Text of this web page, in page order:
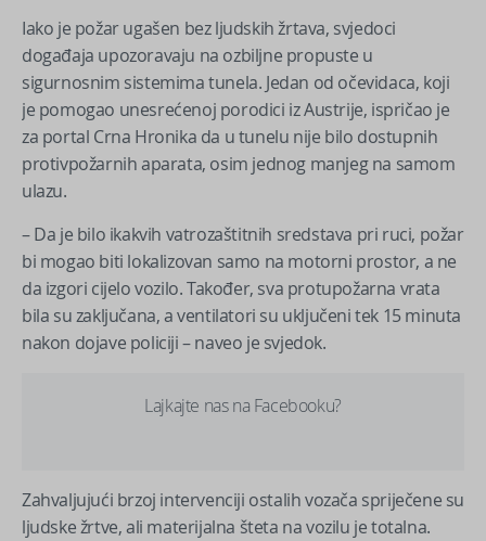
Iako je požar ugašen bez ljudskih žrtava, svjedoci
događaja upozoravaju na ozbiljne propuste u
sigurnosnim sistemima tunela. Jedan od očevidaca, koji
je pomogao unesrećenoj porodici iz Austrije, ispričao je
za portal Crna Hronika da u tunelu nije bilo dostupnih
protivpožarnih aparata, osim jednog manjeg na samom
ulazu.
– Da je bilo ikakvih vatrozaštitnih sredstava pri ruci, požar
bi mogao biti lokalizovan samo na motorni prostor, a ne
da izgori cijelo vozilo. Također, sva protupožarna vrata
bila su zaključana, a ventilatori su uključeni tek 15 minuta
nakon dojave policiji – naveo je svjedok.
Lajkajte nas na Facebooku?
Zahvaljujući brzoj intervenciji ostalih vozača spriječene su
ljudske žrtve, ali materijalna šteta na vozilu je totalna.